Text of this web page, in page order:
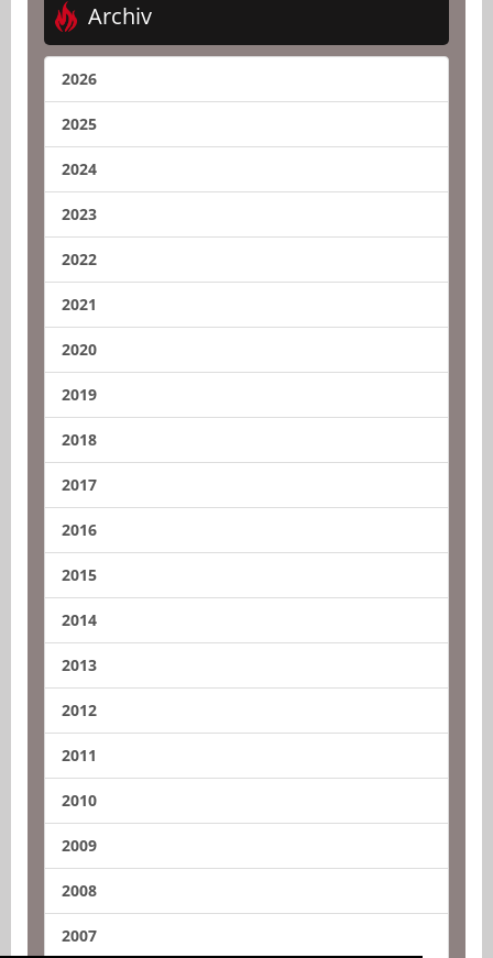
Archiv
2026
2025
2024
2023
2022
2021
2020
2019
2018
2017
2016
2015
2014
2013
2012
2011
2010
2009
2008
2007